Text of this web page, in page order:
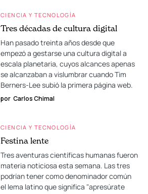
CIENCIA Y TECNOLOGÍA
Tres décadas de cultura digital
Han pasado treinta años desde que
empezó a gestarse una cultura digital a
escala planetaria, cuyos alcances apenas
se alcanzaban a vislumbrar cuando Tim
Berners-Lee subió la primera página web.
por Carlos Chimal
CIENCIA Y TECNOLOGÍA
Festina lente
Tres aventuras científicas humanas fueron
materia noticiosa esta semana. Las tres
podrían tener como denominador común
el lema latino que significa "apresúrate